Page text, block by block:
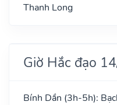
Thanh Long
Giờ Hắc đạo
Bính Dần (3h-5h):